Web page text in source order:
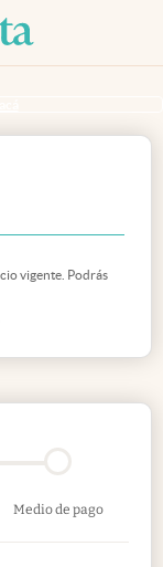
vigente. Podrás
Medio de pago